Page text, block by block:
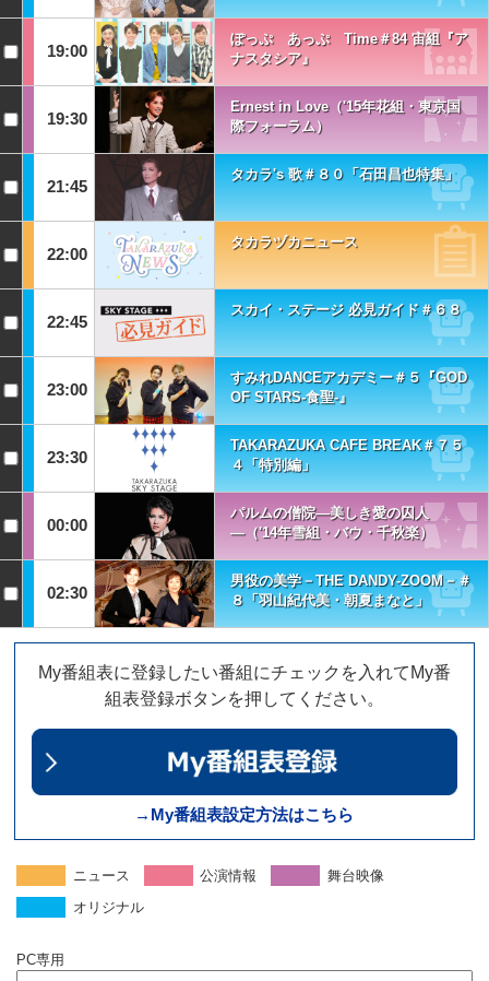
19:00
ぽっぷ あっぷ Time＃84 宙組『ア
ナスタシア』
19:30
Ernest in Love（'15年花組・東京国
際フォーラム）
21:45
タカラ's 歌＃８０「石田昌也特集」
22:00
タカラヅカニュース
22:45
スカイ・ステージ 必見ガイド＃６８
23:00
すみれDANCEアカデミー＃５『GOD
OF STARS-食聖-』
23:30
TAKARAZUKA CAFE BREAK＃７５
４「特別編」
00:00
パルムの僧院―美しき愛の囚人
―（'14年雪組・バウ・千秋楽）
02:30
男役の美学－THE DANDY-ZOOM－＃
８「羽山紀代美・朝夏まなと」
My番組表に登録したい番組にチェックを入れてMy番
組表登録ボタンを押してください。
→My番組表設定方法はこちら
ニュース 公演情報
舞台映像
オリジナル
PC専用